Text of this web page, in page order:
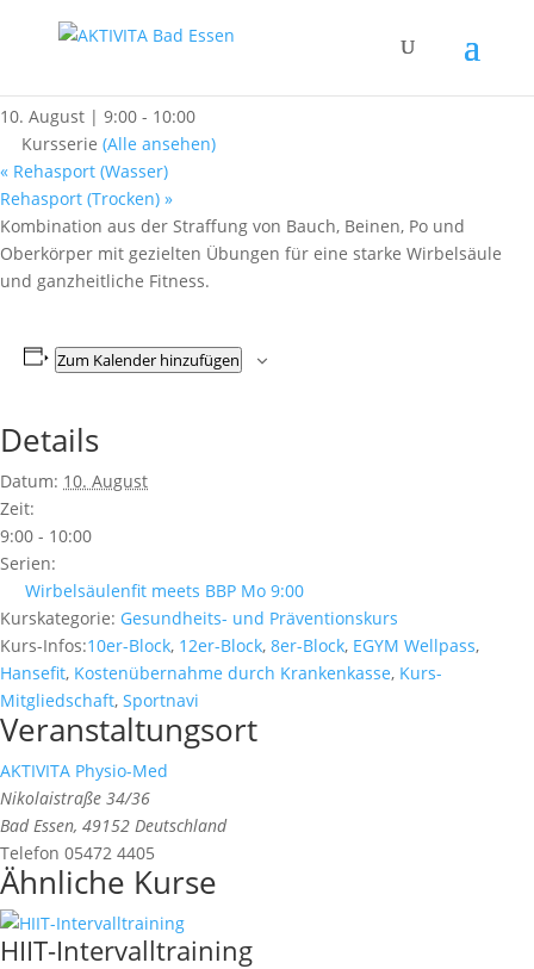
« Alle Kurse
10. August | 9:00 - 10:00
Kursserie (Alle ansehen)
« Rehasport (Wasser)
Rehasport (Trocken) »
Kombination aus der Straffung von Bauch, Beinen, Po und
Oberkörper mit gezielten Übungen für eine starke Wirbelsäule
und ganzheitliche Fitness.
Zum Kalender hinzufügen
Details
Datum: 10. August
Zeit:
9:00 - 10:00
Serien:
Wirbelsäulenfit meets BBP Mo 9:00
Kurskategorie: Gesundheits- und Präventionskurs
Kurs-Infos:10er-Block, 12er-Block, 8er-Block, EGYM Wellpass,
Hansefit, Kostenübernahme durch Krankenkasse, Kurs-
Mitgliedschaft, Sportnavi
Veranstaltungsort
AKTIVITA Physio-Med
Nikolaistraße 34/36
Bad Essen, 49152 Deutschland
Telefon 05472 4405
Ähnliche Kurse
HIIT-Intervalltraining